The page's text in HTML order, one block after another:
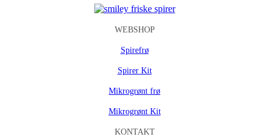
WEBSHOP
Spirefrø
Spirer Kit
Mikrogrønt frø
Mikrogrønt Kit
KONTAKT